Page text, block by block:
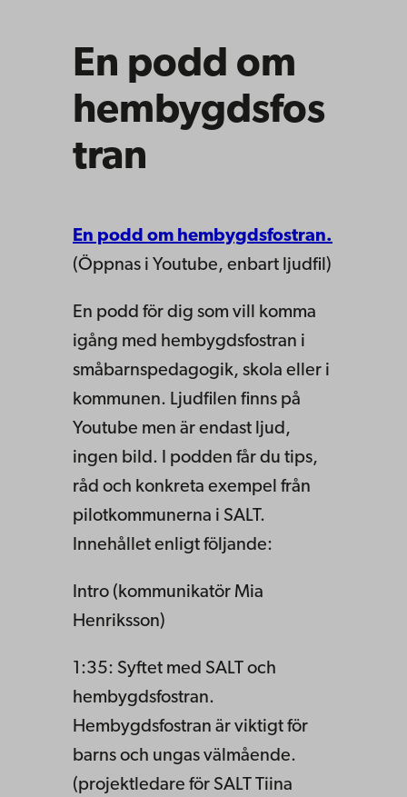
En podd om
hembygdsfos
tran
En podd om hembygdsfostran.
(Öppnas i Youtube, enbart ljudfil)
En podd för dig som vill komma
igång med hembygdsfostran i
småbarnspedagogik, skola eller i
kommunen. Ljudfilen finns på
Youtube men är endast ljud,
ingen bild. I podden får du tips,
råd och konkreta exempel från
pilotkommunerna i SALT.
Innehållet enligt följande:
Intro (kommunikatör Mia
Henriksson)
1:35: Syftet med SALT och
hembygdsfostran.
Hembygdsfostran är viktigt för
barns och ungas välmående.
(projektledare för SALT Tiina